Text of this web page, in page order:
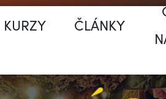
KURZY ČLÁNKY